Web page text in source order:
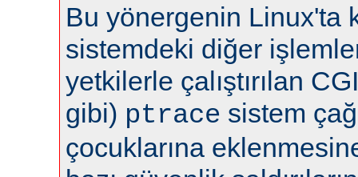
Bu yönergenin Linux'ta
sistemdeki diğer
yetkilerle çalıştırılan
gibi) ptrace sistem
çocuklarına